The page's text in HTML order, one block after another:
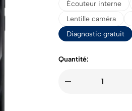
Écouteur interne
Lentille caméra
Diagnostic gratuit
Quantité: